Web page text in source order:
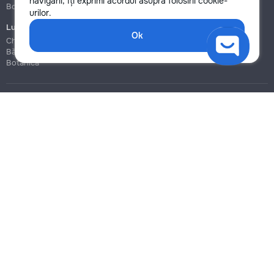
urilor.
Ok
Botanica
Botanica
Lucrări de construcție și instalare
Chișinău
Bălți
Botanica